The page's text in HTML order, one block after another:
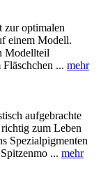
zur optimalen
einem Modell.
Modellteil
... mehr
aufgebrachte
zum Leben
Spezialpigmenten
... mehr